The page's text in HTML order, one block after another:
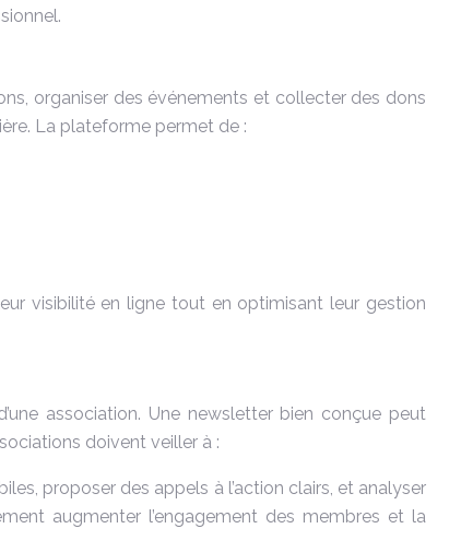
organiser des événements et collecter des dons
La plateforme permet de :
visibilité en ligne tout en optimisant leur gestion
association. Une newsletter bien conçue peut
doivent veiller à :
proposer des appels à l’action clairs, et analyser
augmenter l’engagement des membres et la